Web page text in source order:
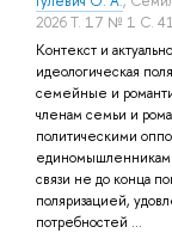
2026 Т. 17 № 1 С.
Контекст и
идеологическая
семейные и
членам семьи и
политическими
связи не до конца
поляризацией,
потребностей ...